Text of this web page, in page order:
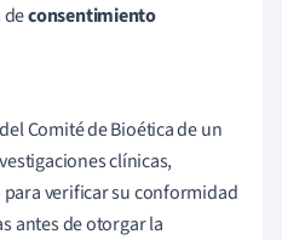
deconsentimiento
Comité de Bioética de un
clínicas,
verificar su conformidad
antes de otorgar la